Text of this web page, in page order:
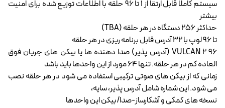
سیستم کاملاً قابل ارتقا از 1 تا 96 حلقه با اطلاعات توزیع شده برای امنیت
بیشتر
حداکثر 256 دستگاه در هر حلقه (TBA)
تا 96 لوپ با 32 آدرس قابل برنامه ریزی در هر حلقه
96 VULCAN 2 (آدرس پذیر) صدا دهنده ها یا بیکن های جریان فوق
العاده کم در هر حلقه. تنها 64 مورد از این واحدها باید باشد
زمانی که از بیکن های صوتی ترکیبی استفاده می شود در هر حلقه نصب
می شود. این شماره شامل آدرس پذیر، سایه،
نسخه های کمکی و آشکارساز-صدا/بیکن این واحدها